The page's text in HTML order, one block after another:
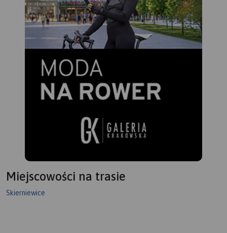
Miejscowości na trasie
Skierniewice